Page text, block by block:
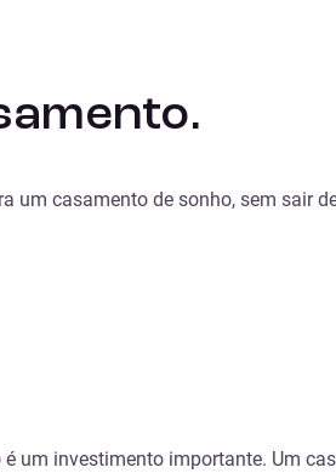
um casamento de sonho, sem sair
um investimento importante. Um